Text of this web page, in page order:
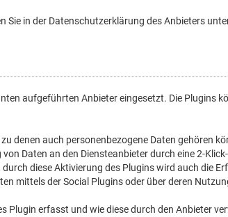
Sie in der Datenschutzerklärung des Anbieters
aufgeführten Anbieter eingesetzt. Die Plugins
denen auch personenbezogene Daten gehören
Daten an den Diensteanbieter durch eine 2-
diese Aktivierung des Plugins wird auch die
mittels der Social Plugins oder über deren
Plugin erfasst und wie diese durch den Anbieter